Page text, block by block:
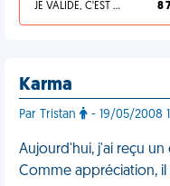
JE VALIDE, C'EST UNE VDM 8
Karma
Par Tristan - 19/05/2008
Aujourd'hui, j'ai reçu
Comme appréciation,